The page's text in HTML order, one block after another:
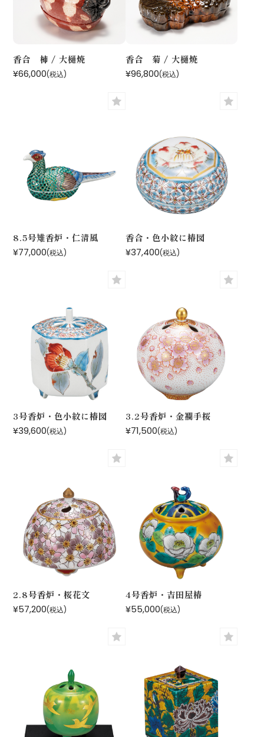
香合 柿 / 大樋焼
¥66,000(税込)
香合 菊 / 大樋焼
¥96,800(税込)
8.5号雉香炉・仁清風
¥77,000(税込)
香合・色小紋に椿図
¥37,400(税込)
3号香炉・色小紋に椿図
¥39,600(税込)
3.2号香炉・金襴手桜
¥71,500(税込)
2.8号香炉・桜花文
¥57,200(税込)
4号香炉・吉田屋椿
¥55,000(税込)